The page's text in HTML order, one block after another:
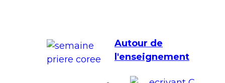
Autour de
l'enseignement